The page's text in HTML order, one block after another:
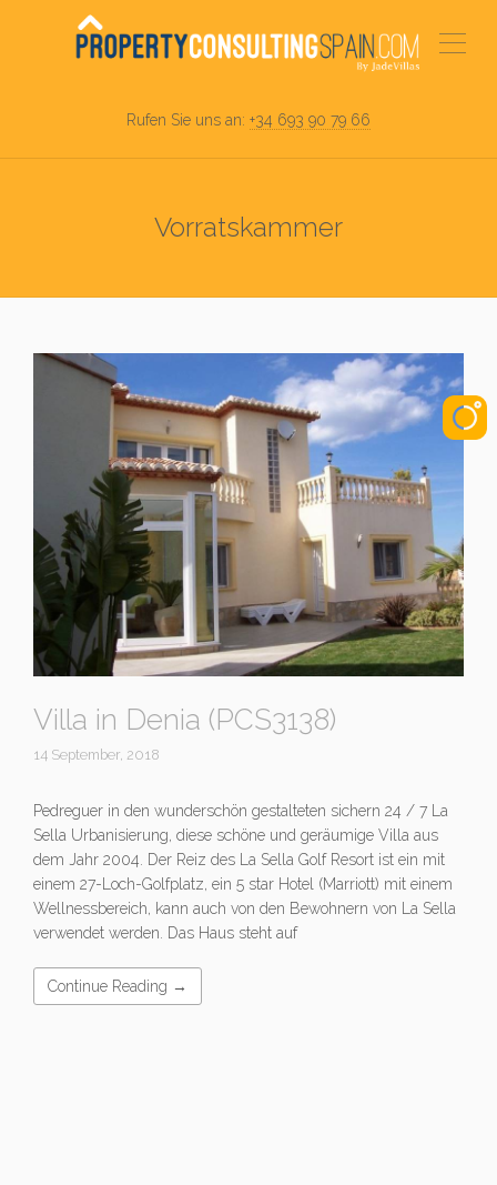
Rufen Sie uns an: +34 693 90 79 66
Vorratskammer
Villa in Denia (PCS3138)
14 September, 2018
Pedreguer in den wunderschön gestalteten sichern 24 / 7 La
Sella Urbanisierung, diese schöne und geräumige Villa aus
dem Jahr 2004. Der Reiz des La Sella Golf Resort ist ein mit
einem 27-Loch-Golfplatz, ein 5 star Hotel (Marriott) mit einem
Wellnessbereich, kann auch von den Bewohnern von La Sella
verwendet werden. Das Haus steht auf
Continue Reading →